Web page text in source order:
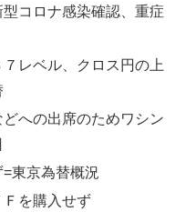
コロナ感染確認、重症
レベル、クロス円の上
への出席のためワシン
東京為替概況
を購入せず